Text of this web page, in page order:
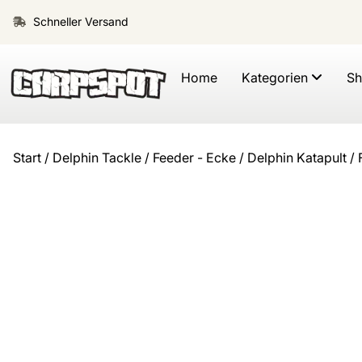
Schneller Versand
Home Kategorien
Start / Delphin Tackle / Feeder - Ecke / Delphin Katapult /